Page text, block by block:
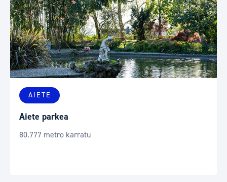
AIETE
Aiete parkea
80.777 metro karratu